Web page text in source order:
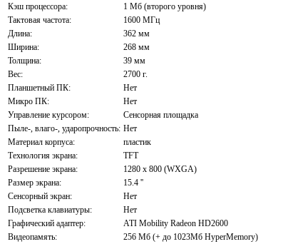
Кэш процессора:
1 Мб (второго уровня)
Тактовая частота:
1600 МГц
Длина:
362 мм
Ширина:
268 мм
Толщина:
39 мм
Вес:
2700 г.
Планшетный ПК:
Нет
Микро ПК:
Нет
Управление курсором:
Сенсорная площадка
Пыле-, влаго-, ударопрочность: Нет
Материал корпуса:
пластик
Технология экрана:
TFT
Разрешение экрана:
1280 x 800 (WXGA)
Размер экрана:
15.4 ''
Сенсорный экран:
Нет
Подсветка клавиатуры:
Нет
Графический адаптер:
ATI Mobility Radeon HD2600
Видеопамять:
256 Мб (+ до 1023Мб HyperMemory)